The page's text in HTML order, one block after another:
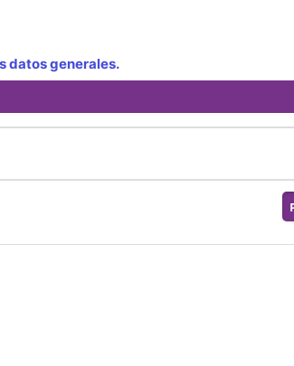
datos generales.